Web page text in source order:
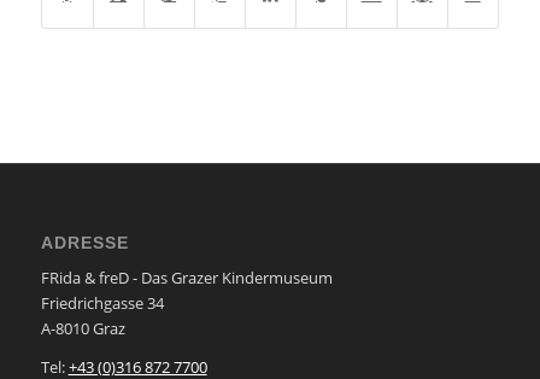
ADRESSE
FRida & freD - Das Grazer Kindermuseum
Friedrichgasse 34
A-8010 Graz
Tel:+43 (0)316 872 7700